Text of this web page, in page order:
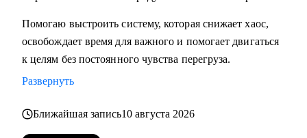
Помогаю выстроить систему, которая снижает хаос,
освобождает время для важного и помогает двигаться
к целям без постоянного чувства перегруза.
Развернуть
Ближайшая запись10 августа 2026